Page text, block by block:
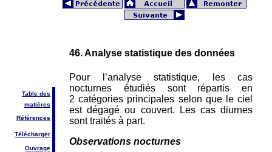
Table des
matières
Références
Télécharger
Ouvrage
46. Analyse statistique des données
Pour l’analyse statistique, les cas
nocturnes étudiés sont répartis en
2 catégories principales selon que le ciel
est dégagé ou couvert. Les cas diurnes
sont traités à part.
Observations nocturnes